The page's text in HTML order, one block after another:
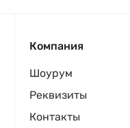
Компания
Шоурум
Реквизиты
Контакты